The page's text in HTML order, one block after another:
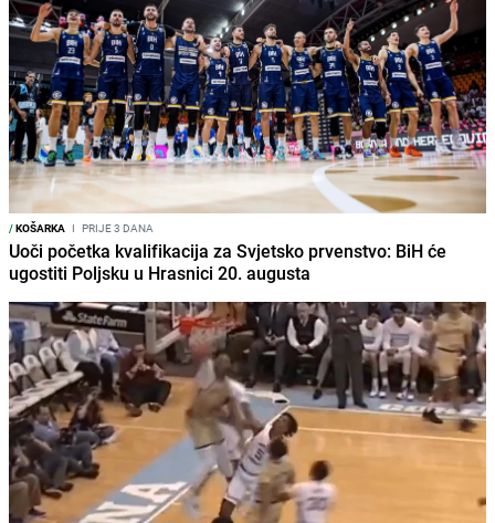
/KOŠARKA I PRIJE 3 DANA
Uoči početka kvalifikacija za Svjetsko prvenstvo: BiH će
ugostiti Poljsku u Hrasnici 20. augusta